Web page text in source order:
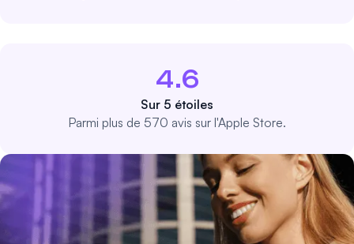
4.6
Sur 5 étoiles
Parmi plus de 570 avis sur l'Apple Store.